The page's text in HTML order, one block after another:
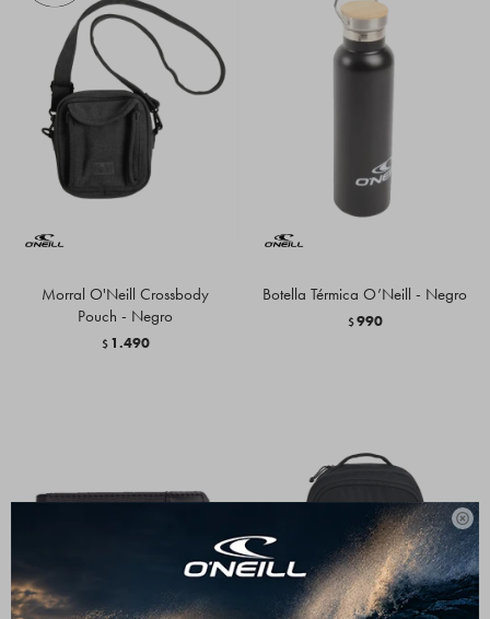

Morral O'Neill Crossbody
Pouch - Negro
$ 1.490
Botella Térmica O’Neill - Negro
$990